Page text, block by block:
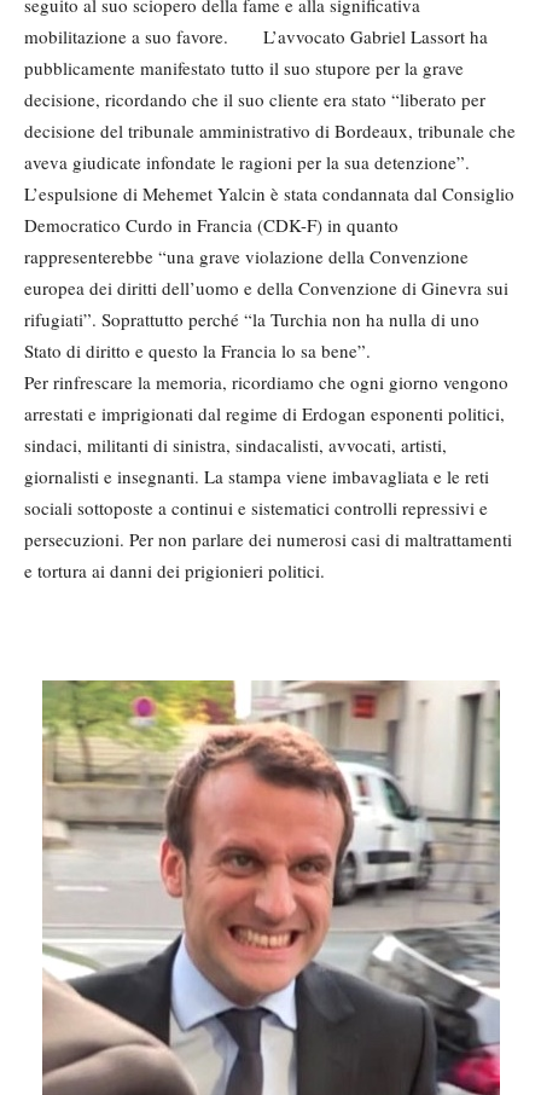
seguito al suo sciopero della fame e alla significativa
mobilitazione a suo favore. L’avvocato Gabriel Lassort ha
pubblicamente manifestato tutto il suo stupore per la grave
decisione, ricordando che il suo cliente era stato “liberato per
decisione del tribunale amministrativo di Bordeaux, tribunale che
aveva giudicate infondate le ragioni per la sua detenzione”.
L’espulsione di Mehemet Yalcin è stata condannata dal Consiglio
Democratico Curdo in Francia (CDK-F) in quanto
rappresenterebbe “una grave violazione della Convenzione
europea dei diritti dell’uomo e della Convenzione di Ginevra sui
rifugiati”. Soprattutto perché “la Turchia non ha nulla di uno
Stato di diritto e questo la Francia lo sa bene”.
Per rinfrescare la memoria, ricordiamo che ogni giorno vengono
arrestati e imprigionati dal regime di Erdogan esponenti politici,
sindaci, militanti di sinistra, sindacalisti, avvocati, artisti,
giornalisti e insegnanti. La stampa viene imbavagliata e le reti
sociali sottoposte a continui e sistematici controlli repressivi e
persecuzioni. Per non parlare dei numerosi casi di maltrattamenti
e tortura ai danni dei prigionieri politici.